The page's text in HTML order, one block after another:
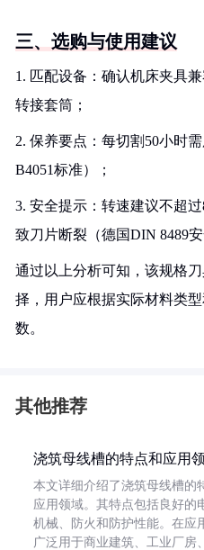
三、选购与使用建议
1. 匹配设备：确认机床夹具
转接套筒；
2. 保养要点：每切割50小时
B4051标准）；
3. 安全提示：转速建议不超
致刀片断裂（德国DIN 8489安
通过以上分析可知，该规格
择，用户应根据实际材料类
数。
其他推荐
浇筑母线槽的特点和应用
本文详细介绍了浇筑母线槽的
应用领域。其特点包括良好的
机械、防火和防护性能。在应
广泛用于商业建筑、工业厂房